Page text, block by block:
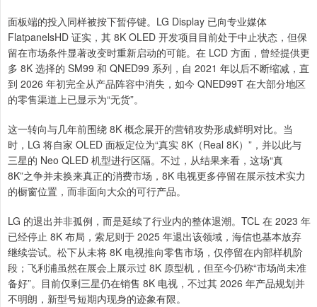
面板端的投入同样被按下暂停键。LG Display 已向专业媒体
FlatpanelsHD 证实，其 8K OLED 开发项目目前处于中止状态，但保
留在市场条件显著改变时重新启动的可能。在 LCD 方面，曾经提供更
多 8K 选择的 SM99 和 QNED99 系列，自 2021 年以后不断缩减，直
到 2026 年初完全从产品阵容中消失，如今 QNED99T 在大部分地区
的零售渠道上已显示为“无货”。
这一转向与几年前围绕 8K 概念展开的营销攻势形成鲜明对比。当
时，LG 将自家 OLED 面板定位为“真实 8K（Real 8K）”，并以此与
三星的 Neo QLED 机型进行区隔。不过，从结果来看，这场“真
8K”之争并未换来真正的消费市场，8K 电视更多停留在展示技术实力
的橱窗位置，而非面向大众的可行产品。
LG 的退出并非孤例，而是延续了行业内的整体退潮。TCL 在 2023 年
已经停止 8K 布局，索尼则于 2025 年退出该领域，海信也基本放弃
继续尝试。松下从未将 8K 电视推向零售市场，仅停留在内部样机阶
段；飞利浦虽然在展会上展示过 8K 原型机，但至今仍称“市场尚未准
备好”。目前仅剩三星仍在销售 8K 电视，不过其 2026 年产品规划并
不明朗，新型号短期内现身的迹象有限。